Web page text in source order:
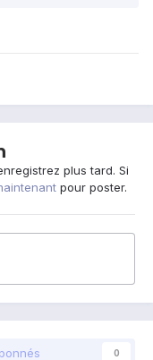
plus tard. Si
pour poster.
0